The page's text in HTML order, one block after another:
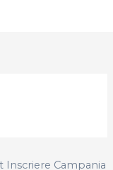
Inscriere Campania